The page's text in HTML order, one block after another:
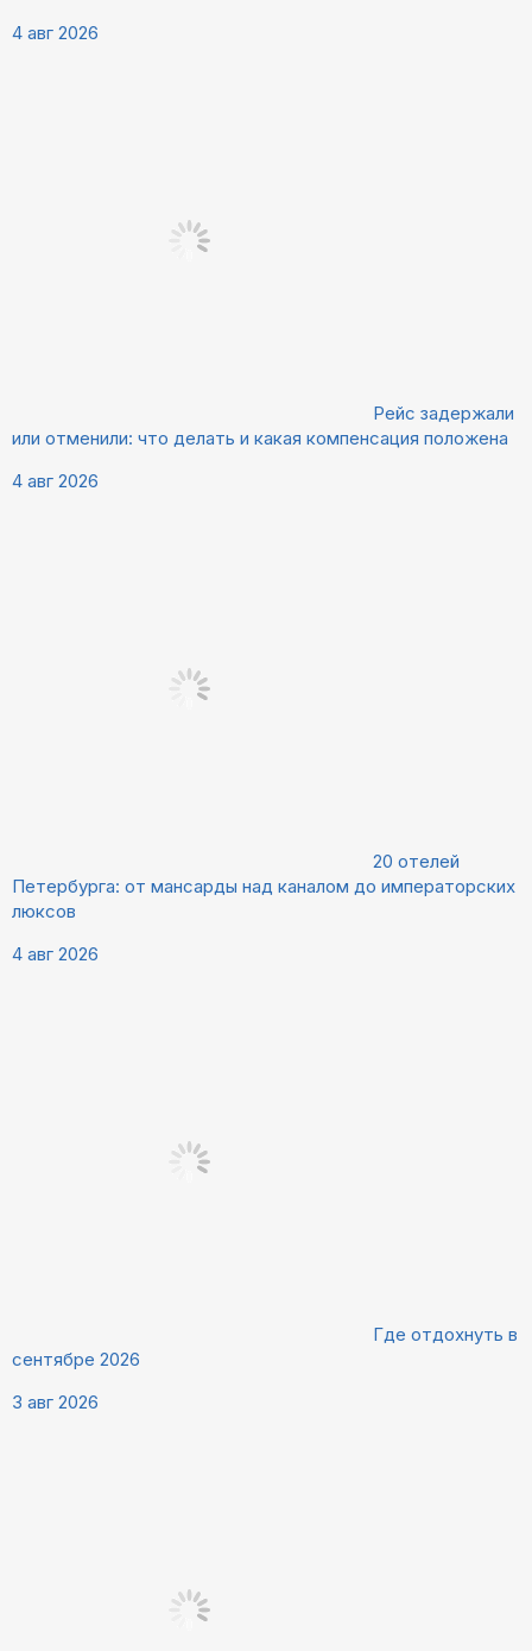
4 авг 2026
Рейс задержали
или отменили: что делать и какая компенсация положена
4 авг 2026
20 отелей
Петербурга: от мансарды над каналом до императорских
люксов
4 авг 2026
Где отдохнуть в
сентябре 2026
3 авг 2026